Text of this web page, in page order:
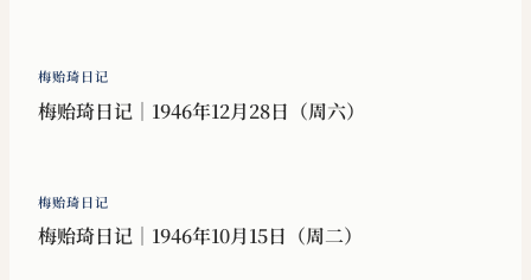
梅贻琦日记
梅贻琦日记｜1946年12月28日（周六）
梅贻琦日记
梅贻琦日记｜1946年10月15日（周二）